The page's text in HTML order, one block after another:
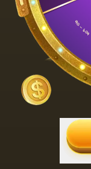
৳৩৭ – ৩৬